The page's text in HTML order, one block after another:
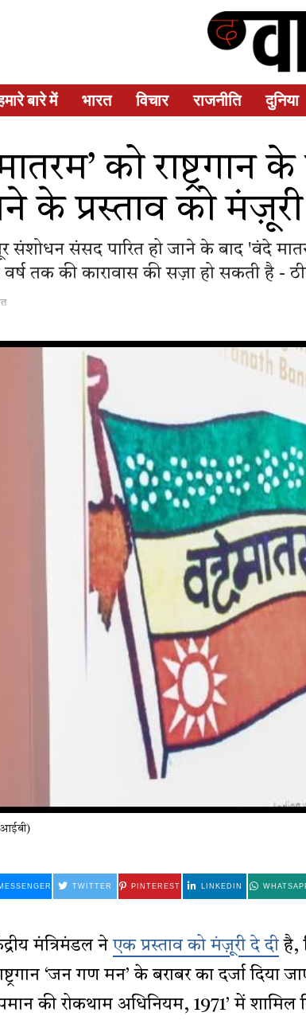
बारे में भारत विचार राजनीति दुनिया
को राष्ट्रगान
के प्रस्ताव को मंज़ूरी
संशोधन संसद पारित हो जाने के बाद 'वंदे
तक की कारावास की सज़ा हो सकती है -
TWITTER PINTEREST LINKEDIN
मंत्रिमंडल नेएक प्रस्ताव को मंज़ूरी दे दीहै,
‘जन गण मन’ के बराबर का दर्जा दिया
की रोकथाम अधिनियम, 1971’ में शामिल